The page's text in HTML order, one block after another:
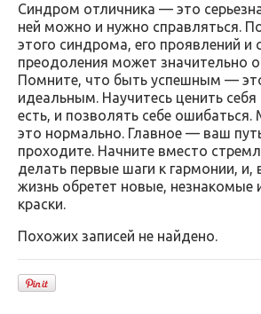
Синдром отличника — это
ней можно и нужно справляться.
этого синдрома, его проявлений и
преодоления может значительно
Помните, что быть успешным —
идеальным. Научитесь ценить
есть, и позволять себе ошибаться.
это нормально. Главное — ваш
проходите. Начните вместо
делать первые шаги к гармонии,
жизнь обретет новые, незнакомые
краски.
Похожих записей не найдено.